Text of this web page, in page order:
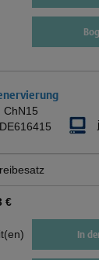
ChN15
DE616415
€
In